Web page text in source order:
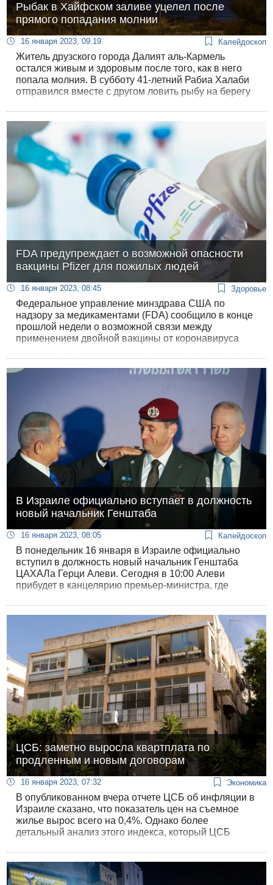
Рыбак в Хайфском заливе уцелел после
прямого попадания молнии
16 января 2023, 09:19 Калейдоскоп
Житель друзского города Далият аль-Кармель
остался живым и здоровым после того, как в него
попала молния. В субботу 41-летний Рабиа Халаби
отправился вместе с другом ловить рыбу на берегу
бурную погоду.
FDA предупреждает о возможной опасности
вакцины Pfizer для пожилых людей
16 января 2023, 08:45 Здоровье
Федеральное управление минздрава США по
надзору за медикаментами (FDA) сообщило в конце
прошлой недели о возможной связи между
применением двойной вакцины от коронавируса
у пожилых людей.
В Израиле официально вступает в должность
новый начальник Генштаба
16 января 2023, 08:05 Калейдоскоп
В понедельник 16 января в Израиле официально
вступил в должность новый начальник Генштаба
ЦАХАЛа Герци Алеви. Сегодня в 10:00 Алеви
прибудет в канцелярию премьер-министра, где
повысят его в звании и официально назначат
начальником Генштаба. Этому предшествовала
трехмесячная передача дел от предыдущего
начальника Генштаба Авива Кохави.
ЦСБ: заметно выросла квартплата по
продленным и новым договорам
16 января 2023, 07:32 Экономика
В опубликованном вчера отчете ЦСБ об инфляции в
Израиле сказано, что показатель цен на съемное
жилье вырос всего на 0,4%. Однако более
детальный анализ этого индекса, который ЦСБ
этот показатель значительно вырос в декабре
прошлого года по некоторым позициям.